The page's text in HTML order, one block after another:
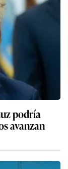
podría
avanzan